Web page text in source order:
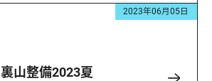
2023年06月05日
裏山整備2023夏